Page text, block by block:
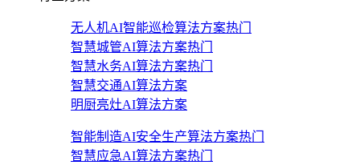
无人机AI智能巡检算法方案热门
智慧城管AI算法方案热门
智慧水务AI算法方案热门
智慧交通AI算法方案
明厨亮灶AI算法方案
智能制造AI安全生产算法方案热门
智慧应急AI算法方案热门